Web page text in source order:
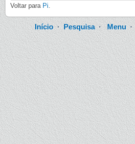
Voltar para Pi.
Início·Pesquisa·Menu·